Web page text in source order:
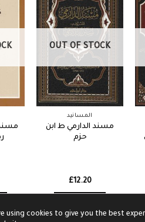
OUT OF STOCK
المسانيد
مسند الدارمي ط ابن
حزم
£12.20
using cookies to give you the best